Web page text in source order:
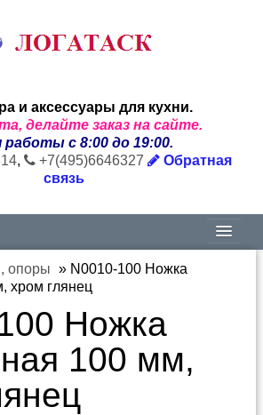
и аксессуары для кухни.
делайте заказ на сайте.
с 8:00 до 19:00.
, +7(495)6646327
Обратная
связь
опоры » N0010-100 Ножка
хром глянец
Ножка
100 мм,